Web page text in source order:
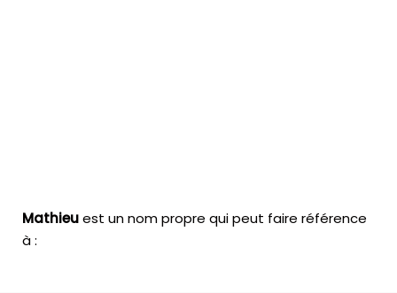
Mathieuest un nom propre qui peut faire référence
à :